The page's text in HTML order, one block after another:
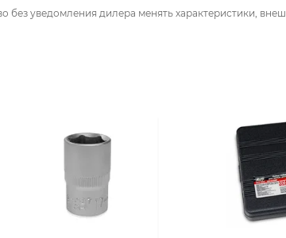
без уведомления дилера менять характеристики,